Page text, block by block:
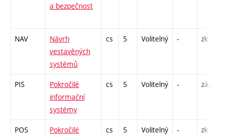
a bezpečnost
NAV
Návrh
vestavěných
systémů
cs 5 Volitelný - zk
PIS
Pokročilé
informační
systémy
cs 5 Volitelný - zá,zk
POS
Pokročilé
cs 5 Volitelný - zk